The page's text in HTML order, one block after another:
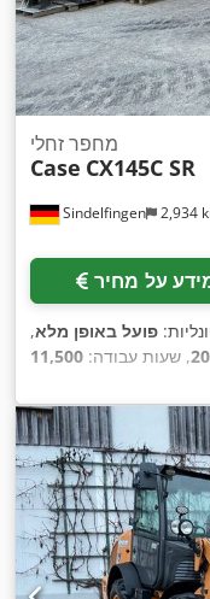
Sindelfingen 2,934
מחפר זחלי
Case CX145C SR
על מחיר
פועל באופן מלא,
, שעות עבודה: